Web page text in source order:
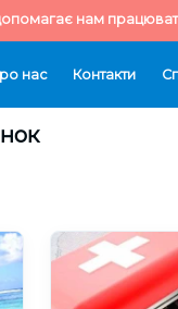
нам
нас Контакти